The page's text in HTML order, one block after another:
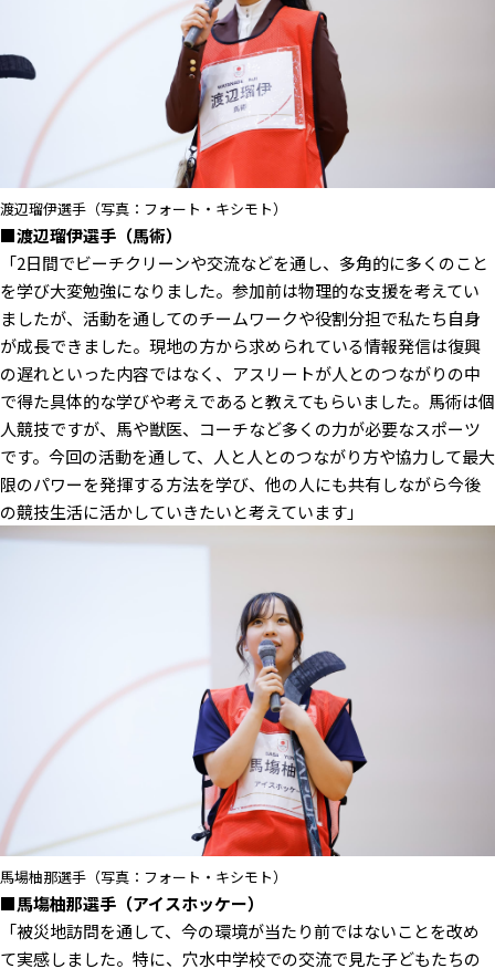
渡辺瑠伊選手（写真：フォート・キシモト）
■渡辺瑠伊選手（馬術）
「2日間でビーチクリーンや交流などを通し、多角的に多くのこと
を学び大変勉強になりました。参加前は物理的な支援を考えてい
ましたが、活動を通してのチームワークや役割分担で私たち自身
が成長できました。現地の方から求められている情報発信は復興
の遅れといった内容ではなく、アスリートが人とのつながりの中
で得た具体的な学びや考えであると教えてもらいました。馬術は個
人競技ですが、馬や獣医、コーチなど多くの力が必要なスポーツ
です。今回の活動を通して、人と人とのつながり方や協力して最大
限のパワーを発揮する方法を学び、他の人にも共有しながら今後
の競技生活に活かしていきたいと考えています」
馬場柚那選手（写真：フォート・キシモト）
■馬塲柚那選手（アイスホッケー）
「被災地訪問を通して、今の環境が当たり前ではないことを改め
て実感しました。特に、穴水中学校での交流で見た子どもたちの